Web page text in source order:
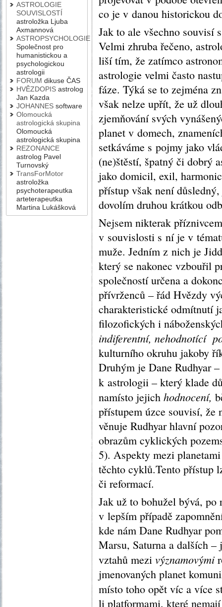
ASTROLOGIE
SOUVISLOSTÍ
astroložka Ljuba
Axmannová
ASTROPSYCHOLOGIE
Společnost pro
humanistickou a
psychologickou
astrologii
FORUM dikuse ČAS
HVĚZDOPIS astrolog
Jan Kazda
JOHANNES software
Olomoucká
astrologická skupina
Olomoucká
astrologická skupina
REZONANCE
astrolog Pavel
Turnovský
TransForMotor
astroložka
psychoterapeutka
arteterapeutka
Martina Lukášková
co je v danou historickou
Jak to ale všechno souvisí
Velmi zhruba řečeno,
liší tím, že zatímco
astrologie velmi často
fáze. Týká se to zejména
však nelze upřít, že už
zjemňování svých
planet v domech,
setkáváme s pojmy jako
(ne)štěstí, špatný či dobrý
jako domicil, exil,
přístup však není
dovolím druhou krátkou
Nejsem nikterak
v souvislosti s ní je v
muže. Jedním z nich je
který se nakonec vzbouřil
společností určena a
přívrženců – řád Hvězdy
charakteristické odmítnutí
filozofických i
indiferentní, nehodnotící
kulturního okruhu jakoby
Druhým je Dane Rudhyar
k astrologii – který klade
namísto jejich hodnocení,
přístupem úzce souvisí, že
věnuje Rudhyar hlavní
obrazům cyklických
5). Aspekty mezi
těchto cyklů.Tento přístup
či reformací.
Jak už to bohužel bývá,
v lepším případě
kde nám Dane Rudhyar
Marsu, Saturna a dalších
vztahů mezi významovými
jmenovaných planet
místo toho opět víc a více
li platformami, které